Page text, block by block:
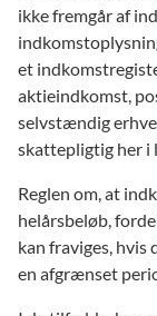
ikke fremgår af
et
aktieindkomst,
selvstændig
skattepligtig her i
Reglen om, at
helårsbeløb,
kan fraviges,
en afgrænset